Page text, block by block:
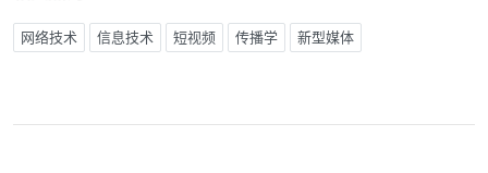
网络技术 信息技术 短视频 传播学 新型媒体